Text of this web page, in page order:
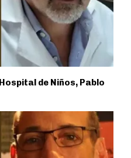
de Niños, Pablo